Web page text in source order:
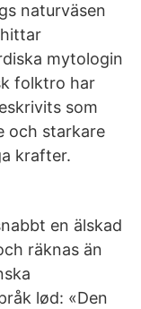
naturväsen
mytologin
folktro har
som
och starkare
krafter.
en älskad
räknas än
lød: «Den